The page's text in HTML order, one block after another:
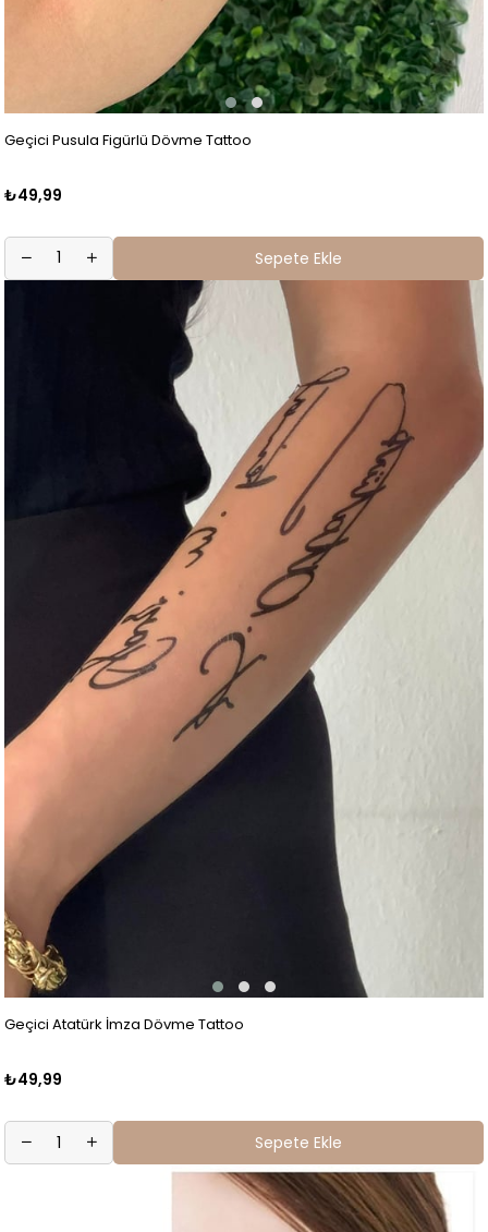
Geçici Pusula Figürlü Dövme Tattoo
₺49,99
Sepete Ekle
Geçici Atatürk İmza Dövme Tattoo
₺49,99
Sepete Ekle